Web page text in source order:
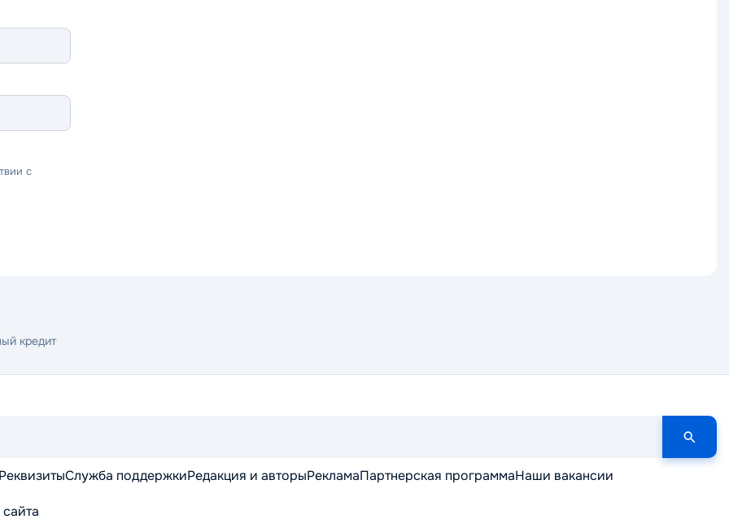
с
кредит
РеквизитыСлужба поддержкиРедакция и авторыРекламаПартнерская программаНаши вакансии